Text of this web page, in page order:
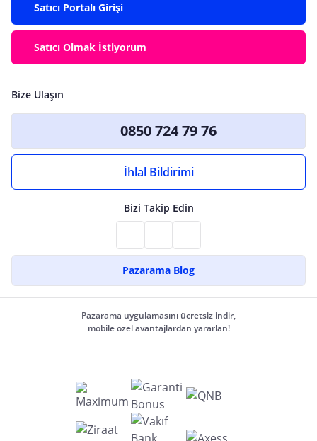
Satıcı Portalı Girişi
Satıcı Olmak İstiyorum
Bize Ulaşın
0850 724 79 76
İhlal Bildirimi
Bizi Takip Edin
Pazarama Blog
Pazarama uygulamasını ücretsiz indir,
mobile özel avantajlardan yararlan!